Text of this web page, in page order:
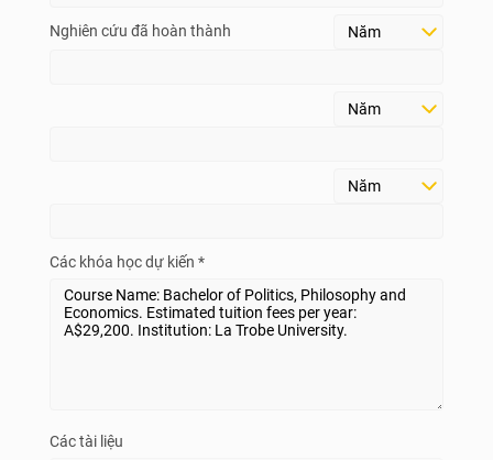
Nghiên cứu đã hoàn thành
Các khóa học dự kiến *
Các tài liệu